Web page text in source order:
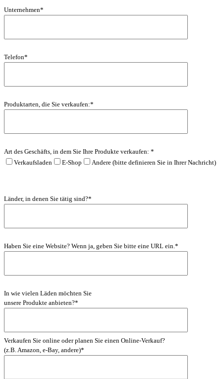
Unternehmen*
Telefon*
Produktarten, die Sie verkaufen:*
Art des Geschäfts, in dem Sie Ihre Produkte verkaufen: *
Verkaufsladen
E-Shop Andere (bitte definieren Sie in Ihrer Nachricht)
Länder, in denen Sie tätig sind?*
Haben Sie eine Website? Wenn ja, geben Sie bitte eine URL ein.*
In wie vielen Läden möchten Sie
unsere Produkte anbieten?*
Verkaufen Sie online oder planen Sie einen Online-Verkauf?
(z.B. Amazon, e-Bay, andere)*